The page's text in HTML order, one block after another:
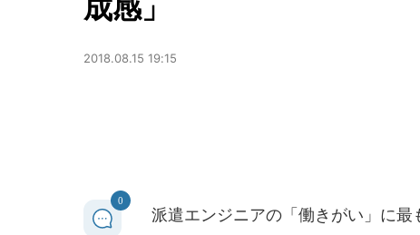
成感」
2018.08.15 19:15
0
派遣エンジニアの「働きがい」に最